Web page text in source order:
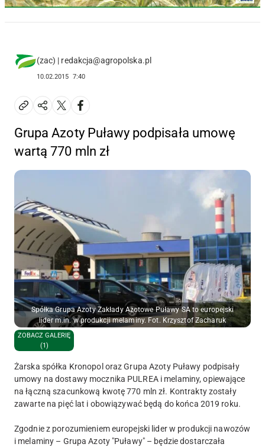
(zac) | redakcja@agropolska.pl
10.02.2015 7:40
Grupa Azoty Puławy podpisała umowę
wartą 770 mln zł
Spółka Grupa Azoty Zakłady Azotowe Puławy SA to europejski
lider m.in. w produkcji melaminy. Fot. Krzysztof Zacharuk
ZOBACZ GALERIĘ
(1)
Żarska spółka Kronopol oraz Grupa Azoty Puławy podpisały
umowy na dostawy mocznika PULREA i melaminy, opiewające
na łączną szacunkową kwotę 770 mln zł. Kontrakty zostały
zawarte na pięć lat i obowiązywać będą do końca 2019 roku.
Zgodnie z porozumieniem europejski lider w produkcji nawozów
i melaminy – Grupa Azoty "Puławy" – będzie dostarczała